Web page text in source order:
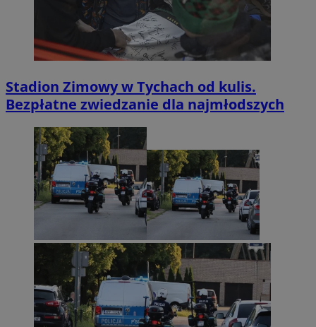
Stadion Zimowy w Tychach od kulis.
Bezpłatne zwiedzanie dla najmłodszych